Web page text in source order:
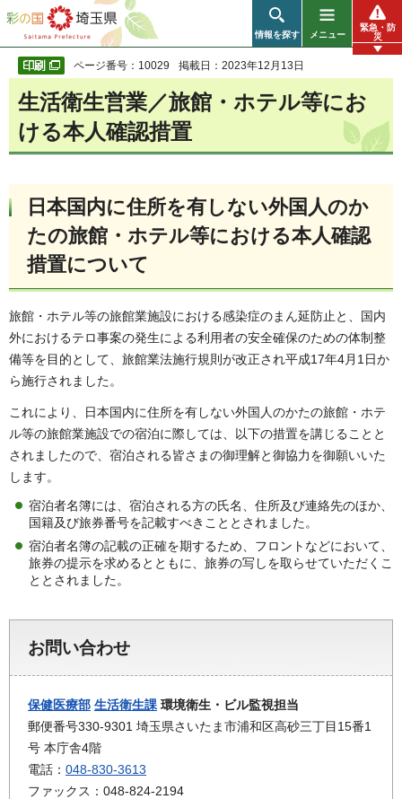
彩の国 埼玉県
情報を探す メニュー
緊急・防
災
ページ番号：10029 掲載日：2023年12月13日
生活衛生営業／旅館・ホテル等にお
ける本人確認措置
日本国内に住所を有しない外国人のか
たの旅館・ホテル等における本人確認
措置について
旅館・ホテル等の旅館業施設における感染症のまん延防止と、国内
外におけるテロ事案の発生による利用者の安全確保のための体制整
備等を目的として、旅館業法施行規則が改正され平成17年4月1日か
ら施行されました。
これにより、日本国内に住所を有しない外国人のかたの旅館・ホテ
ル等の旅館業施設での宿泊に際しては、以下の措置を講じることと
されましたので、宿泊される皆さまの御理解と御協力を御願いいた
します。
宿泊者名簿には、宿泊される方の氏名、住所及び連絡先のほか、
国籍及び旅券番号を記載すべきこととされました。
宿泊者名簿の記載の正確を期するため、フロントなどにおいて、
旅券の提示を求めるとともに、旅券の写しを取らせていただくこ
ととされました。
お問い合わせ
保健医療部 生活衛生課 環境衛生・ビル監視担当
郵便番号330-9301 埼玉県さいたま市浦和区高砂三丁目15番1
号 本庁舎4階
電話： 048-830-3613
ファックス：048-824-2194